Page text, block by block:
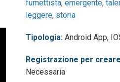
fumettista,emergente,
leggere, storia
Tipologia: Android App,
Registrazione per
Necessaria